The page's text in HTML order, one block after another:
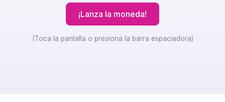
¡Lanza la moneda!
(Toca la pantalla o presiona la barra espaciadora)